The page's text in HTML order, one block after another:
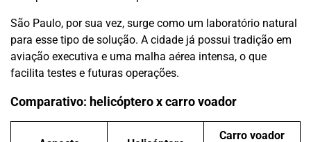
São Paulo, por sua vez, surge como um laboratório natural
para esse tipo de solução. A cidade já possui tradição em
aviação executiva e uma malha aérea intensa, o que
facilita testes e futuras operações.
Comparativo: helicóptero x carro voador
Carro voador